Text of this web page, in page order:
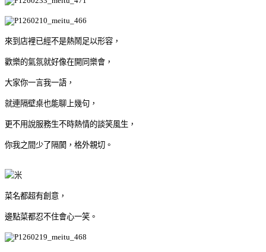
來到店裡已經不是熱鬧足以形容，
歡樂的氣氛就好像在開同樂會，
大家你一言我一語，
就連隔壁桌也能聊上幾句，
更不用說服務生不時熱情的談笑風生，
你我之間少了隔閡，格外親切。
菜名都超有創意，
邊點菜都忍不住會心一笑。